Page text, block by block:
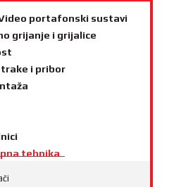
portafonski sustavi
grijanje i grijalice
trake i pribor
tehnika